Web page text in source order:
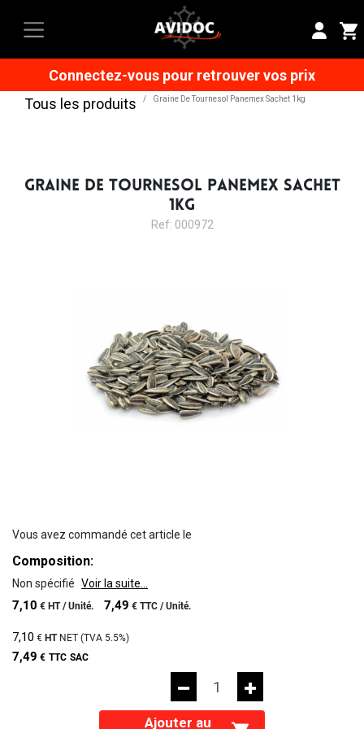
Connectez-vous pour retrouver vos prix
Tous les produits
Graine De Tournesol Panemex Sachet 1kg
GRAINE DE TOURNESOL PANEMEX SACHET
1KG
Ref: 000972
Vous avez commandé cet article le
Composition:
Non spécifié Voir la suite...
7,10 € HT /Unité. 7,49 € TTC /Unité.
7,10 € HTNET (TVA 5.5%)
7,49 € TTC SAC
Ajouter au